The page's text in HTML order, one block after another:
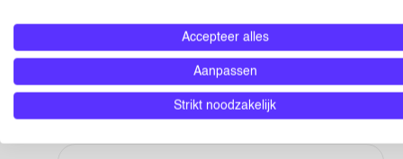
(61)Accepteer alles
Aanpassen
Strikt noodzakelijk